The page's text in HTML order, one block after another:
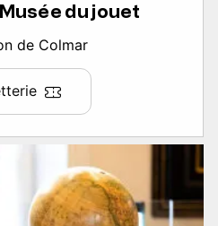
du jouet
de Colmar